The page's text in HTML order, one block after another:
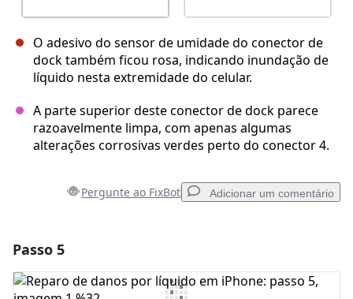
O adesivo do sensor de umidade do conector de
dock também ficou rosa, indicando inundação de
líquido nesta extremidade do celular.
A parte superior deste conector de dock parece
razoavelmente limpa, com apenas algumas
alterações corrosivas verdes perto do conector 4.
Pergunte ao FixBot Adicionar um comentário
Comentar
Passo 5